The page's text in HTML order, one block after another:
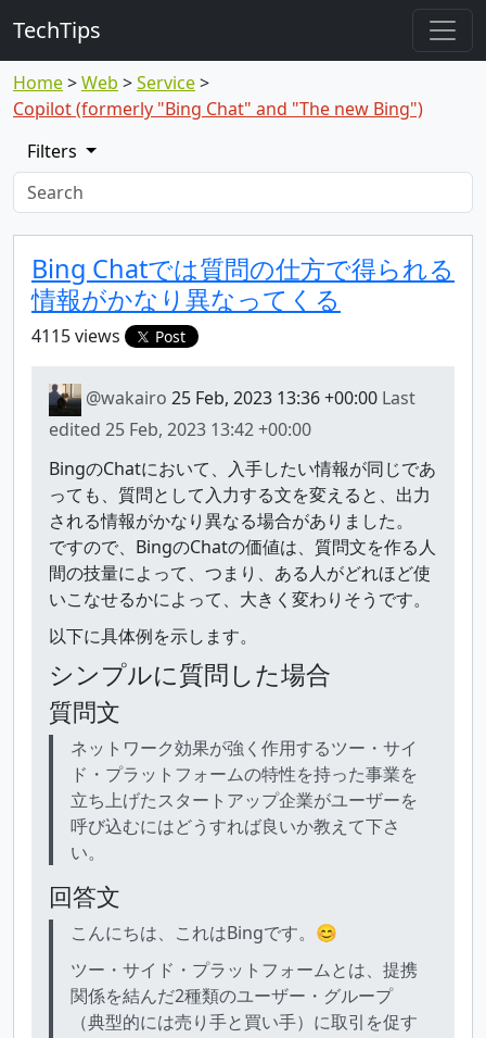
TechTips
Home Web
Service
Copilot (formerly "Bing Chat" and "The new Bing")
Filters
Highlighted topic
Topic
Bing Chatでは質問の仕方で得られる
情報がかなり異なってくる
4115 views Post
@wakairo 25 Feb, 2023 13:36 +00:00 Last
edited 25 Feb, 2023 13:42 +00:00
BingのChatにおいて、入手したい情報が同じであ
っても、質問として入力する文を変えると、出力
される情報がかなり異なる場合がありました。
ですので、BingのChatの価値は、質問文を作る人
間の技量によって、つまり、ある人がどれほど使
いこなせるかによって、大きく変わりそうです。
以下に具体例を示します。
シンプルに質問した場合
質問文
ネットワーク効果が強く作用するツー・サイ
ド・プラットフォームの特性を持った事業を
立ち上げたスタートアップ企業がユーザーを
呼び込むにはどうすれば良いか教えて下さ
い。
回答文
こんにちは、これはBingです。😊
ツー・サイド・プラットフォームとは、提携
関係を結んだ2種類のユーザー・グループ
（典型的には売り手と買い手）に取引を促す